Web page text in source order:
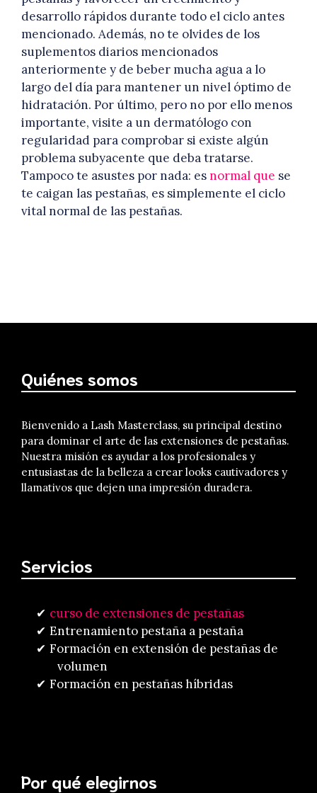
desarrollo rápidos durante todo el ciclo antes
mencionado. Además, no te olvides de los
suplementos diarios mencionados
anteriormente y de beber mucha agua a lo
largo del día para mantener un nivel óptimo de
hidratación. Por último, pero no por ello menos
importante, visite a un dermatólogo con
regularidad para comprobar si existe algún
problema subyacente que deba tratarse.
Tampoco te asustes por nada: esnormal que se
te caigan las pestañas, es simplemente el ciclo
vital normal de las pestañas.
Quiénes somos
Bienvenido a Lash Masterclass, su principal destino
para dominar el arte de las extensiones de pestañas.
Nuestra misión es ayudar a los profesionales y
entusiastas de la belleza a crear looks cautivadores y
llamativos que dejen una impresión duradera.
Servicios
curso de extensiones de pestañas
Entrenamiento pestaña a pestaña
Formación en extensión de pestañas de
volumen
Formación en pestañas híbridas
Por qué elegirnos